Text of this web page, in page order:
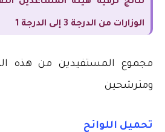
الوزارات من الدرجة 3 إلى الدرجة 1
مجموع المستفيدين من هذه
ومترشحين
تحميل اللوائح